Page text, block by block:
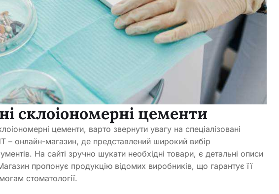
склоіономерні цементи
цементи, варто звернути увагу на спеціалізовані
– онлайн-магазин, де представлений широкий вибір
На сайті зручно шукати необхідні товари, є детальні описи
пропонує продукцію відомих виробників, що гарантує її
стоматології.